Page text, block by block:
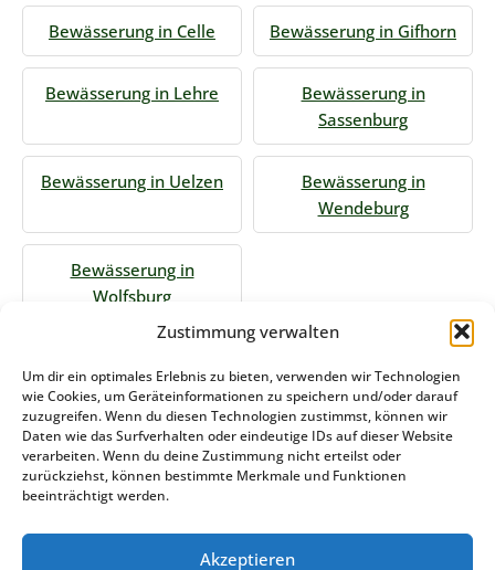
Zustimmung verwalten
Um dir ein optimales Erlebnis zu bieten, verwenden wir Technologien
wie Cookies, um Geräteinformationen zu speichern und/oder darauf
zuzugreifen. Wenn du diesen Technologien zustimmst, können wir
Daten wie das Surfverhalten oder eindeutige IDs auf dieser Website
verarbeiten. Wenn du deine Zustimmung nicht erteilst oder
zurückziehst, können bestimmte Merkmale und Funktionen
beeinträchtigt werden.
Akzeptieren
Bewässerung in Celle Bewässerung in Gifhorn
Bewässerung in Lehre
Bewässerung in
Sassenburg
Bewässerung in Uelzen
Bewässerung in
Wendeburg
Bewässerung in
Wolfsburg
Jetzt Anfrage stellen
Zum Formular
Das könnte Sie auch interessieren